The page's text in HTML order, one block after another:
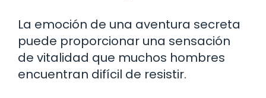
La emoción de una aventura secreta
puede proporcionar una sensación
de vitalidad que muchos hombres
encuentran difícil de resistir.